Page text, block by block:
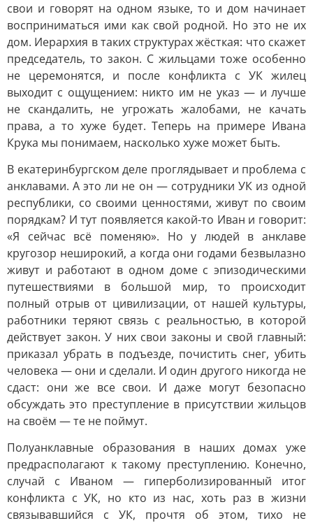
свои и говорят на одном языке, то и дом начинает
восприниматься ими как свой родной. Но это не их
дом. Иерархия в таких структурах жёсткая: что скажет
председатель, то закон. С жильцами тоже особенно
не церемонятся, и после конфликта с УК жилец
выходит с ощущением: никто им не указ — и лучше
не скандалить, не угрожать жалобами, не качать
права, а то хуже будет. Теперь на примере Ивана
Крука мы понимаем, насколько хуже может быть.
В екатеринбургском деле проглядывает и проблема с
анклавами. А это ли не он — сотрудники УК из одной
республики, со своими ценностями, живут по своим
порядкам? И тут появляется какой-то Иван и говорит:
«Я сейчас всё поменяю». Но у людей в анклаве
кругозор неширокий, а когда они годами безвылазно
живут и работают в одном доме с эпизодическими
путешествиями в большой мир, то происходит
полный отрыв от цивилизации, от нашей культуры,
работники теряют связь с реальностью, в которой
действует закон. У них свои законы и свой главный:
приказал убрать в подъезде, почистить снег, убить
человека — они и сделали. И один другого никогда не
сдаст: они же все свои. И даже могут безопасно
обсуждать это преступление в присутствии жильцов
на своём — те не поймут.
Полуанклавные образования в наших домах уже
предрасполагают к такому преступлению. Конечно,
случай с Иваном — гиперболизированный итог
конфликта с УК, но кто из нас, хоть раз в жизни
связывавшийся с УК, прочтя об этом, тихо не